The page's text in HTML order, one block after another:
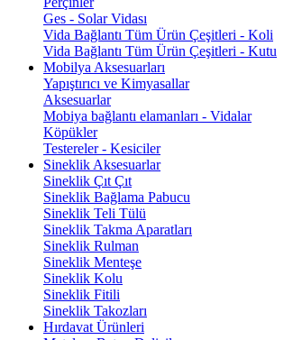
Ges - Solar Vidası
Vida Bağlantı Tüm Ürün Çeşitleri - Koli
Vida Bağlantı Tüm Ürün Çeşitleri - Kutu
Mobilya Aksesuarları
Yapıştırıcı ve Kimyasallar
Aksesuarlar
Mobiya bağlantı elamanları - Vidalar
Köpükler
Testereler - Kesiciler
Sineklik Aksesuarlar
Sineklik Çıt Çıt
Sineklik Bağlama Pabucu
Sineklik Teli Tülü
Sineklik Takma Aparatları
Sineklik Rulman
Sineklik Menteşe
Sineklik Kolu
Sineklik Fitili
Sineklik Takozları
Hırdavat Ürünleri